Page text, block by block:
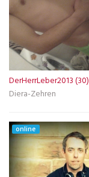
DerHerrLeber2013 (30)
Diera-Zehren
online